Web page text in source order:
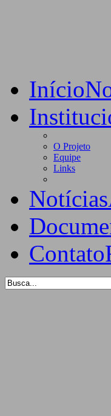
Início
O Projeto
Equipe
Links
Notícias
Contato